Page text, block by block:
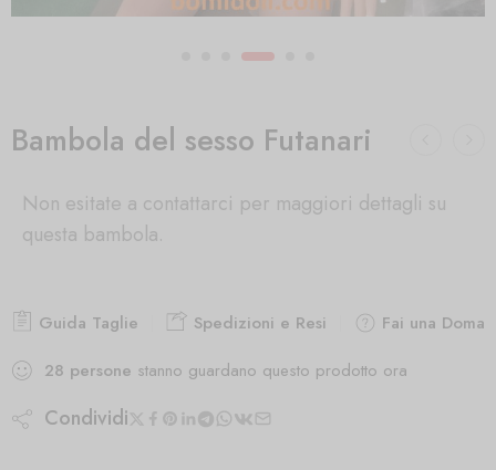
Bambola del sesso Futanari
Non esitate a contattarci per maggiori dettagli su
questa bambola.
Guida Taglie Spedizioni e Resi
Fai una
28 persone stanno guardano questo prodotto ora
Condividi